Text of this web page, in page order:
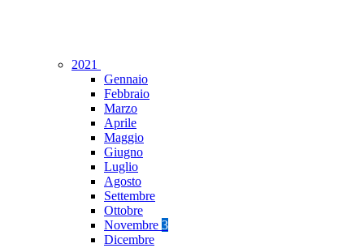
2021
Gennaio
Febbraio
Marzo
Aprile
Maggio
Giugno
Luglio
Agosto
Settembre
Ottobre
Novembre 3
Dicembre